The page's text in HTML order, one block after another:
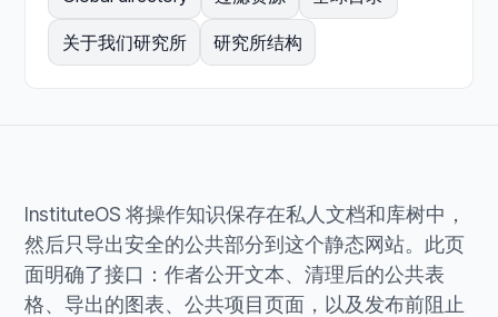
关于我们研究所 研究所结构
InstituteOS 将操作知识保存在私人文档和库树中，
然后只导出安全的公共部分到这个静态网站。此页
面明确了接口：作者公开文本、清理后的公共表
格、导出的图表、公共项目页面，以及发布前阻止